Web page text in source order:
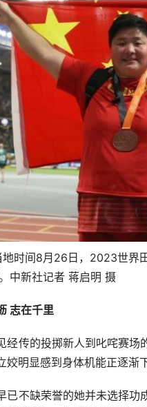
时间8月26日，2023世界
中新社记者 蒋启明 摄
志在千里
传的投掷新人到叱咤赛场
姣明显感到身体机能正逐渐
不缺荣誉的她并未选择功